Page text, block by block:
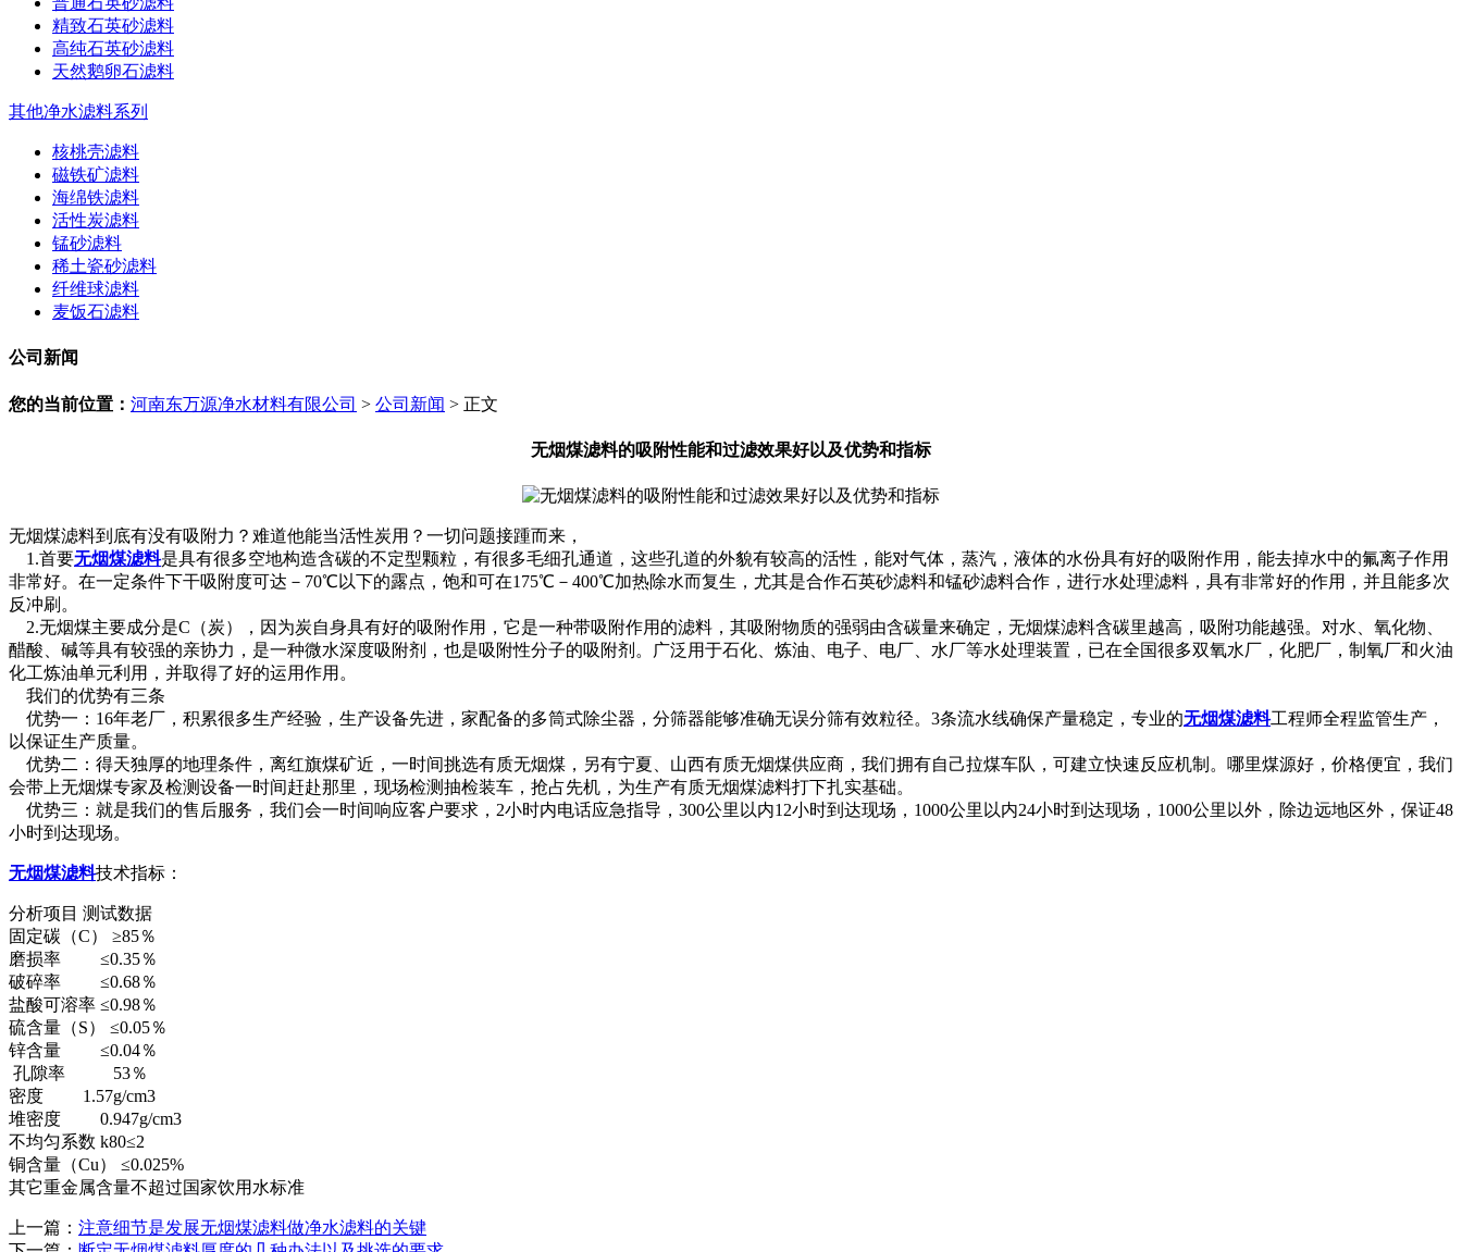
精致石英砂滤料
高纯石英砂滤料
天然鹅卵石滤料
其他净水滤料系列
核桃壳滤料
磁铁矿滤料
海绵铁滤料
活性炭滤料
锰砂滤料
稀土瓷砂滤料
纤维球滤料
麦饭石滤料
公司新闻
您的当前位置： 河南东万源净水材料有限公司 > 公司新闻 > 正文
无烟煤滤料的吸附性能和过滤效果好以及优势和指标
无烟煤滤料到底有没有吸附力？难道他能当活性炭用？一切问题接踵而来，
1.首要无烟煤滤料是具有很多空地构造含碳的不定型颗粒，有很多毛细孔通道，这些孔道的外貌有较高的活性，能对气体，蒸汽，液体的水份具有好的吸附作用，能去掉水中的氟离子作用
非常好。在一定条件下干吸附度可达－70℃以下的露点，饱和可在175℃－400℃加热除水而复生，尤其是合作石英砂滤料和锰砂滤料合作，进行水处理滤料，具有非常好的作用，并且能多次
反冲刷。
2.无烟煤主要成分是C（炭），因为炭自身具有好的吸附作用，它是一种带吸附作用的滤料，其吸附物质的强弱由含碳量来确定，无烟煤滤料含碳里越高，吸附功能越强。对水、氧化物、
醋酸、碱等具有较强的亲协力，是一种微水深度吸附剂，也是吸附性分子的吸附剂。广泛用于石化、炼油、电子、电厂、水厂等水处理装置，已在全国很多双氧水厂，化肥厂，制氧厂和火油
化工炼油单元利用，并取得了好的运用作用。
我们的优势有三条
优势一：16年老厂，积累很多生产经验，生产设备先进，家配备的多筒式除尘器，分筛器能够准确无误分筛有效粒径。3条流水线确保产量稳定，专业的无烟煤滤料工程师全程监管生产，
以保证生产质量。
优势二：得天独厚的地理条件，离红旗煤矿近，一时间挑选有质无烟煤，另有宁夏、山西有质无烟煤供应商，我们拥有自己拉煤车队，可建立快速反应机制。哪里煤源好，价格便宜，我们
会带上无烟煤专家及检测设备一时间赶赴那里，现场检测抽检装车，抢占先机，为生产有质无烟煤滤料打下扎实基础。
优势三：就是我们的售后服务，我们会一时间响应客户要求，2小时内电话应急指导，300公里以内12小时到达现场，1000公里以内24小时到达现场，1000公里以外，除边远地区外，保证48
小时到达现场。
无烟煤滤料技术指标：
分析项目 测试数据
固定碳（C） ≥85％
磨损率 ≤0.35％
破碎率 ≤0.68％
盐酸可溶率 ≤0.98％
硫含量（S） ≤0.05％
锌含量 ≤0.04％
孔隙率 53％
密度 1.57g/cm3
堆密度 0.947g/cm3
不均匀系数 k80≤2
铜含量（Cu） ≤0.025%
其它重金属含量不超过国家饮用水标准
上一篇： 注意细节是发展无烟煤滤料做净水滤料的关键